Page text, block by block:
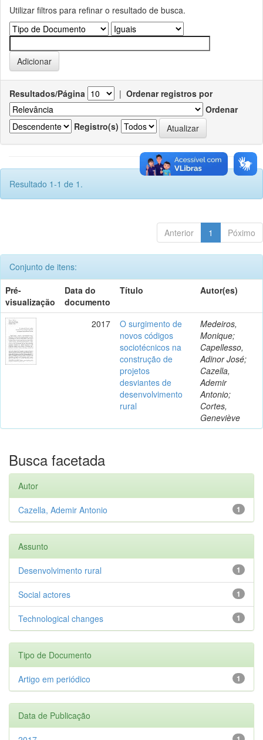
Utilizar filtros para refinar o resultado de busca.
Resultados/Página | Ordenar registros por
Ordenar
Registro(s)
Resultado 1-1 de 1.
Anterior 1 Póximo
Conjunto de itens:
Pré-
visualização
Data do
documento
Título Autor(es)
2017
O surgimento de
novos códigos
sociotécnicos na
construção de
projetos
desviantes de
desenvolvimento
rural
Medeiros,
Monique;
Capellesso,
Adinor José;
Cazella,
Ademir
Antonio;
Cortes,
Geneviève
Busca facetada
Autor
1
Cazella, Ademir Antonio
Assunto
1
Desenvolvimento rural
1
Social actores
1
Technological changes
Tipo de Documento
1
Artigo em periódico
Data de Publicação